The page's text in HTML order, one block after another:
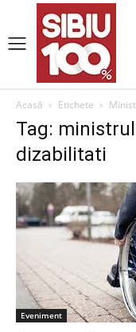
Acasă Etichete
Tag:
dizabilitati
Eveniment